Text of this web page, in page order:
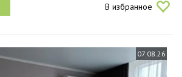
В избранное
07.08.26